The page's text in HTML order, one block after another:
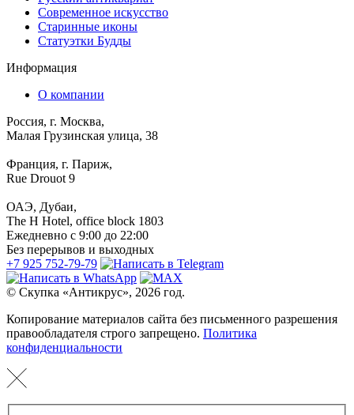
Современное искусство
Старинные иконы
Статуэтки Будды
Информация
О компании
Россия, г. Москва,
Малая Грузинская улица, 38
Франция, г. Париж,
Rue Drouot 9
ОАЭ, Дубаи,
The H Hotel, office block 1803
Ежедневно с 9:00 до 22:00
Без перерывов и выходных
+7 925 752-79-79
© Скупка «Антикрус», 2026 год.
Копирование материалов сайта без письменного разрешения
правообладателя строго запрещено. Политика
конфиденциальности